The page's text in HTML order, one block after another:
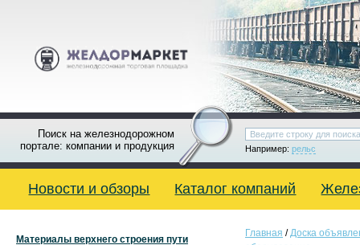
Поиск на железнодорожном
портале: компании и продукция
Например: рельс
Новости и обзоры Каталог компаний
Главная /Доска
Материалы верхнего строения пути